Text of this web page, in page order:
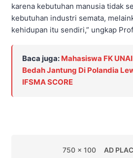
karena kebutuhan manusia tidak
kebutuhan industri semata,
kehidupan itu sendiri,” ungkap
Baca juga: Mahasiswa FK
Bedah Jantung Di Polandia
IFSMA SCORE
750 x 100 AD